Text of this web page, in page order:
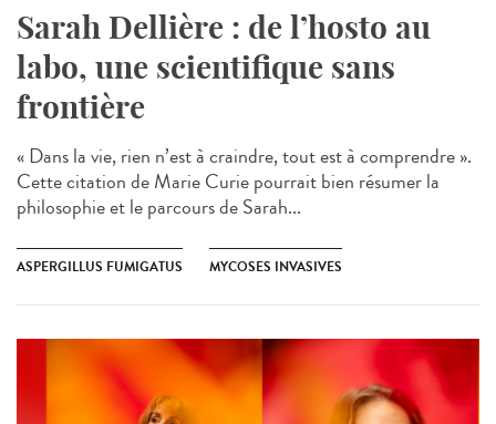
Sarah Dellière : de l’hosto au
labo, une scientifique sans
frontière
« Dans la vie, rien n’est à craindre, tout est à comprendre ».
Cette citation de Marie Curie pourrait bien résumer la
philosophie et le parcours de Sarah...
ASPERGILLUS FUMIGATUS MYCOSES INVASIVES